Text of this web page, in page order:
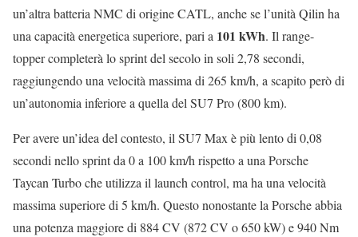
un’altra batteria NMC di origine CATL, anche se l’unità Qilin ha
una capacità energetica superiore, pari a 101 kWh. Il range-
topper completerà lo sprint del secolo in soli 2,78 secondi,
raggiungendo una velocità massima di 265 km/h, a scapito però di
un’autonomia inferiore a quella del SU7 Pro (800 km).
Per avere un’idea del contesto, il SU7 Max è più lento di 0,08
secondi nello sprint da 0 a 100 km/h rispetto a una Porsche
Taycan Turbo che utilizza il launch control, ma ha una velocità
massima superiore di 5 km/h. Questo nonostante la Porsche abbia
una potenza maggiore di 884 CV (872 CV o 650 kW) e 940 Nm